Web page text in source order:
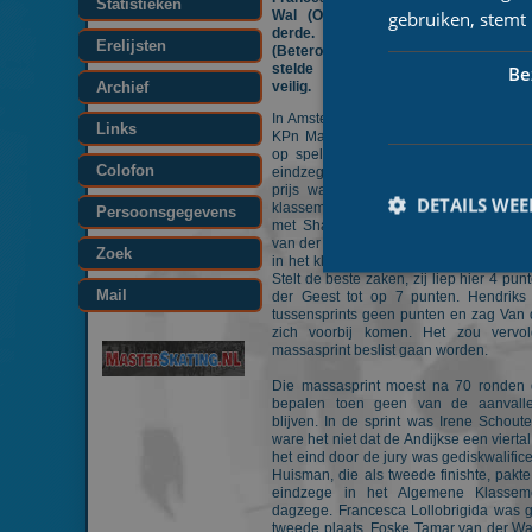
Statistieken
Erelijsten
Archief
Links
Colofon
Persoonsgegevens
Zoek
Mail
Wal (Okkinga Communicatie)
derde. Witte truidraagster Lisa van
(Beteropenhaardhout.nl) finishte
stelde de eindzege in het
veilig.
In Amsterdam stond er bij de laatste
KPn Marathon Cup eigenlijk nog maar
op spel. De ene was de dagzege,
eindzege in het jongerenklassement.
prijs waren nog drie dames in de
klassementsleidster Lisa van der
met Sharon Hendriks (Renault
van der Stelt (MKBasics.nl) de nummers
in het klassement. In de tussensprints
Stelt de beste zaken, zij liep hier 4
der Geest tot op 7 punten.
tussensprints geen punten en zag Van
zich voorbij komen. Het zou
massasprint beslist gaan worden.
Die massasprint moest na 70 ronden
bepalen toen geen van de
blijven. In de sprint was Irene
ware het niet dat de Andijkse een
het eind door de jury was
Huisman, die als tweede finishte,
eindzege in het Algemene
dagzege. Francesca Lollobrigida was
tweede plaats, Foske Tamar van der
gebruiken,
DETAILS
Prestatiecookies
niet worden gebruikt
Naam
_ga